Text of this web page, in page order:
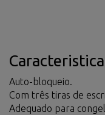
Auto-bloqueio.
Com três tiras de
Adequado para